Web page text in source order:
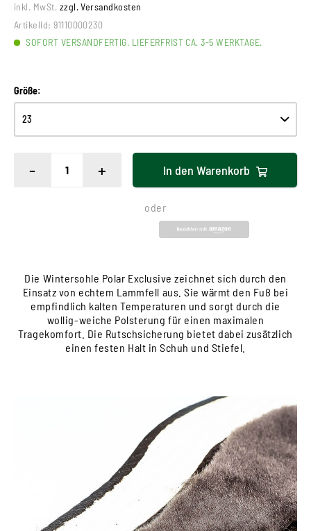
inkl. MwSt. zzgl. Versandkosten
ArtikelId: 91110000230
SOFORT VERSANDFERTIG. LIEFERFRIST CA. 3-5 WERKTAGE.
Größe:
- + In den Warenkorb
oder
Die Wintersohle Polar Exclusive zeichnet sich durch den
Einsatz von echtem Lammfell aus. Sie wärmt den Fuß bei
empfindlich kalten Temperaturen und sorgt durch die
wollig-weiche Polsterung für einen maximalen
Tragekomfort. Die Rutschsicherung bietet dabei zusätzlich
einen festen Halt in Schuh und Stiefel.